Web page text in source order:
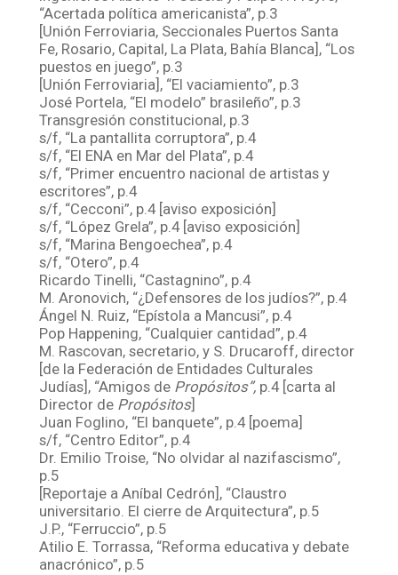
“Acertada política americanista”, p.3
[Unión Ferroviaria, Seccionales Puertos Santa
Fe, Rosario, Capital, La Plata, Bahía Blanca], “Los
puestos en juego”, p.3
[Unión Ferroviaria], “El vaciamiento”, p.3
José Portela, “El modelo” brasileño”, p.3
Transgresión constitucional, p.3
s/f, “La pantallita corruptora”, p.4
s/f, “El ENA en Mar del Plata”, p.4
s/f, “Primer encuentro nacional de artistas y
escritores”, p.4
s/f, “Cecconi”, p.4 [aviso exposición]
s/f, “López Grela”, p.4 [aviso exposición]
s/f, “Marina Bengoechea”, p.4
s/f, “Otero”, p.4
Ricardo Tinelli, “Castagnino”, p.4
M. Aronovich, “¿Defensores de los judíos?”, p.4
Ángel N. Ruiz, “Epístola a Mancusi”, p.4
Pop Happening, “Cualquier cantidad”, p.4
M. Rascovan, secretario, y S. Drucaroff, director
[de la Federación de Entidades Culturales
Judías], “Amigos de Propósitos”, p.4 [carta al
Director de Propósitos]
Juan Foglino, “El banquete”, p.4 [poema]
s/f, “Centro Editor”, p.4
Dr. Emilio Troise, “No olvidar al nazifascismo”,
p.5
[Reportaje a Aníbal Cedrón], “Claustro
universitario. El cierre de Arquitectura”, p.5
J.P., “Ferruccio”, p.5
Atilio E. Torrassa, “Reforma educativa y debate
anacrónico”, p.5